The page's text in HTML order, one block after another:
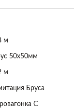
м
50х50мм
м
Бруса
С